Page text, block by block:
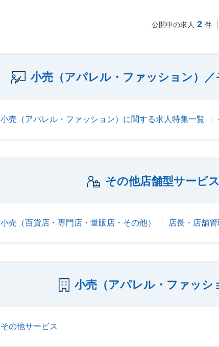
公開中の求人 2 件
小売（アパレル・ファッション）
小売（アパレル・ファッション）に関する求人特集一覧
その他店舗型サービ
小売（百貨店・専門店・量販店・その他） 店長・店舗
小売（アパレル・ファッシ
その他サービス